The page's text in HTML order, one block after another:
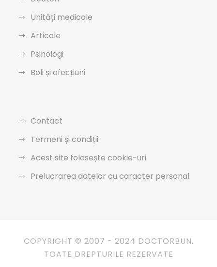
Unități medicale
Articole
Psihologi
Boli și afecțiuni
Contact
Termeni și condiții
Acest site folosește cookie-uri
Prelucrarea datelor cu caracter personal
COPYRIGHT © 2007 - 2024 DOCTORBUN.
TOATE DREPTURILE REZERVATE